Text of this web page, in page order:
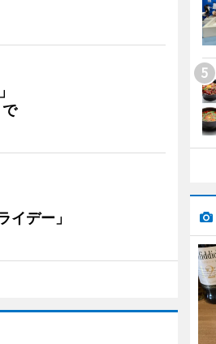
イデー」